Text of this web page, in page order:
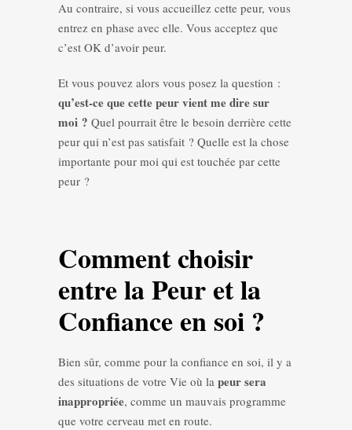
Au contraire, si vous accueillez cette peur, vous
entrez en phase avec elle. Vous acceptez que
c’est OK d’avoir peur.
Et vous pouvez alors vous posez la question :
qu’est-ce que cette peur vient me dire sur
moi ? Quel pourrait être le besoin derrière cette
peur qui n’est pas satisfait ? Quelle est la chose
importante pour moi qui est touchée par cette
peur ?
Comment choisir
entre la Peur et la
Confiance en soi ?
Bien sûr, comme pour la confiance en soi, il y a
des situations de votre Vie où la peur sera
inappropriée, comme un mauvais programme
que votre cerveau met en route.